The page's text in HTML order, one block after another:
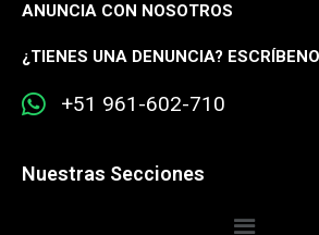
ANUNCIA CON NOSOTROS
¿TIENES UNA DENUNCIA?
+51 961-602-710
Nuestras Secciones